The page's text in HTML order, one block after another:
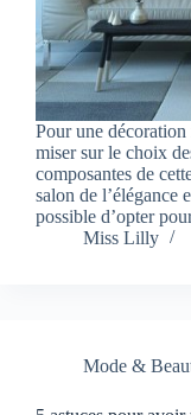
Pour une
miser sur le choix
composantes de
salon de l’élégance
possible d’opter
Miss Lilly
Mode &